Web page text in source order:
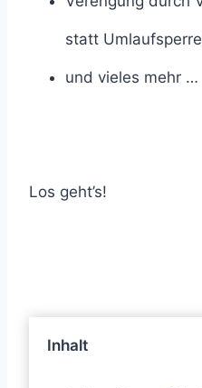
statt
und vieles mehr …
Los geht’s!
Inhalt